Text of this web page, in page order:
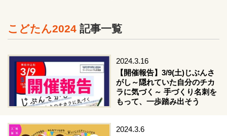
こどたん2024 記事一覧
2024.3.16
【開催報告】3/9(土)じぶんさ
がし～隠れていた自分のチカ
ラに気づく～ 手づくり名刺を
もって、一歩踏み出そう
2024.3.6